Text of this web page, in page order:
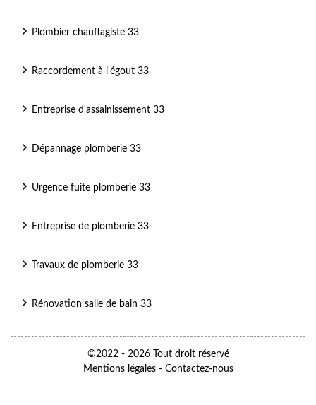
Plombier chauffagiste 33
Raccordement à l'égout 33
Entreprise d'assainissement 33
Dépannage plomberie 33
Urgence fuite plomberie 33
Entreprise de plomberie 33
Travaux de plomberie 33
Rénovation salle de bain 33
©2022 - 2026 Tout droit réservé
Mentions légales- Contactez-nous